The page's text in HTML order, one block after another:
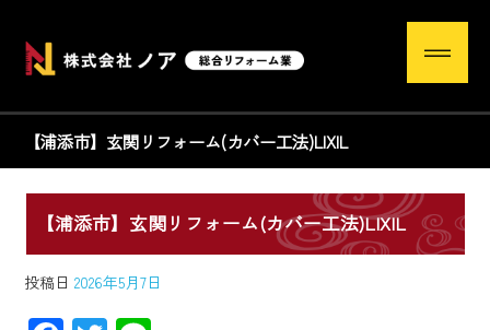
【浦添市】玄関リフォーム(カバー工法)LIXIL
【浦添市】玄関リフォーム(カバー工法)LIXIL
投稿日 2026年5月7日